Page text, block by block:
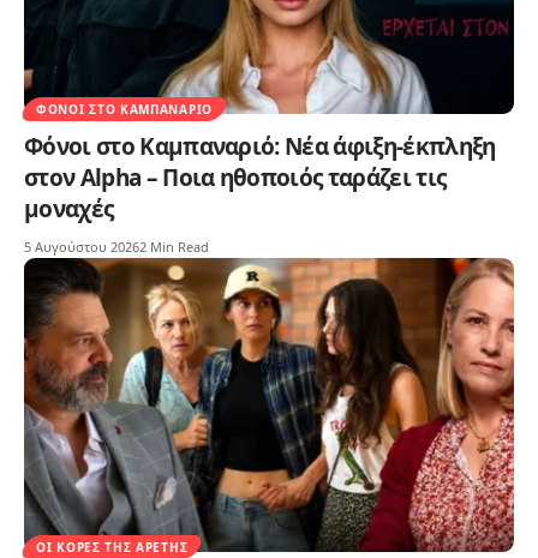
ΦΌΝΟΙ ΣΤΟ ΚΑΜΠΑΝΑΡΙΌ
Φόνοι στο Καμπαναριό: Νέα άφιξη-έκπληξη
στον Alpha – Ποια ηθοποιός ταράζει τις
μοναχές
5 Αυγούστου 20262 Min Read
ΟΙ ΚΌΡΕΣ ΤΗΣ ΑΡΕΤΉΣ